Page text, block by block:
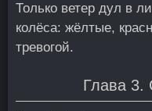
Только ветер дул в
колёса: жёлтые,
тревогой.
Глава 3.